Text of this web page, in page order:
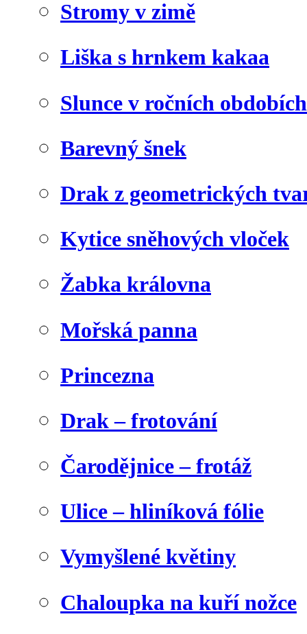
Stromy v zimě
Liška s hrnkem kakaa
Slunce v ročních obdobích
Barevný šnek
Drak z geometrických
Kytice sněhových vloček
Žabka královna
Mořská panna
Princezna
Drak – frotování
Čarodějnice – frotáž
Ulice – hliníková fólie
Vymyšlené květiny
Chaloupka na kuří nožce